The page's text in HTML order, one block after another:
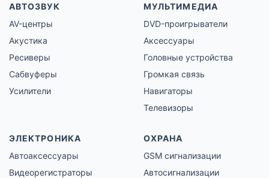
АВТОЗВУК
AV-центры
Акустика
Ресиверы
Сабвуферы
Усилители
МУЛЬТИМЕДИА
DVD-проигрыватели
Аксессуары
Головные устройства
Громкая связь
Навигаторы
Телевизоры
ЭЛЕКТРОНИКА
Автоаксессуары
Видеорегистраторы
ОХРАНА
GSM сигнализации
Автосигнализации